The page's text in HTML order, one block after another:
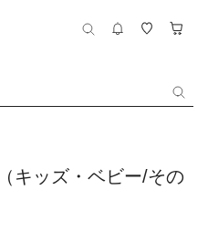
キッズ・ベビー/その